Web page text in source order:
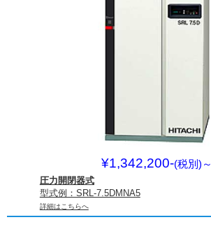
¥1,342,200-(税別) ～
圧力開閉器式
型式例：SRL-7.5DMNA5
詳細はこちらへ